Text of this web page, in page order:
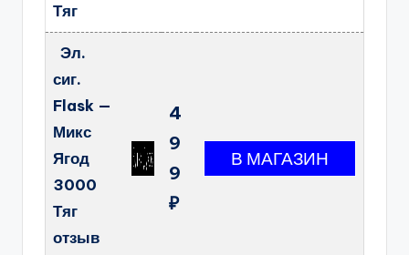
Тяг
Эл.
сиг.
Flask —
Микс
Ягод
3000
Тяг
отзыв
4
9
9
₽